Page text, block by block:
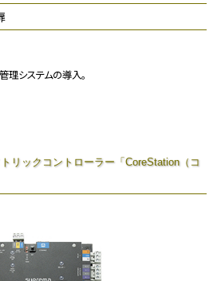
理システムの導入。
リックコントローラー「CoreStation（コ